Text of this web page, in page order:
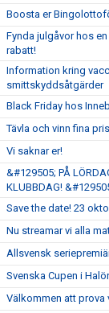
Boosta er
Fynda julgåvor hos
rabatt!
Information kring
smittskyddsåtgärder
Black Friday hos
Tävla och vinn fina
Vi saknar er!
&#129505; PÅ
KLUBBDAG!
Save the date! 23
Nu streamar vi alla
Allsvensk
Svenska Cupen i
Välkommen att prova